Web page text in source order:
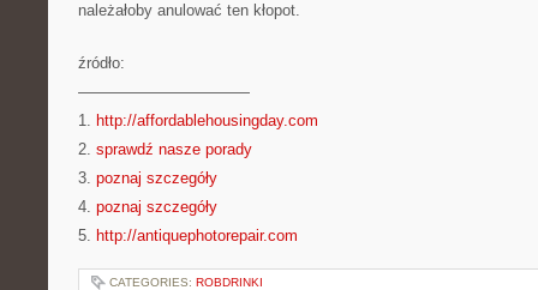
należałoby anulować ten kłopot.
źródło:
———————————
1. http://affordablehousingday.com
2. sprawdź nasze porady
3. poznaj szczegóły
4. poznaj szczegóły
5. http://antiquephotorepair.com
CATEGORIES: ROBDRINKI